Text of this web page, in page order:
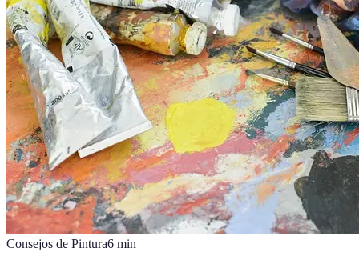
Consejos de Pintura6 min